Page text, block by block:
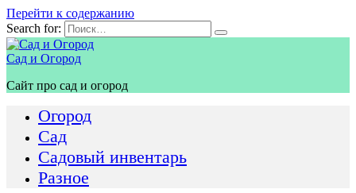
Перейти к содержанию
Search for:
Сад и Огород
Сайт про сад и огород
Огород
Сад
Садовый инвентарь
Разное